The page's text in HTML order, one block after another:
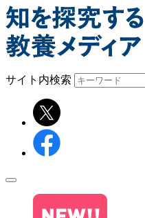
サイト内検索